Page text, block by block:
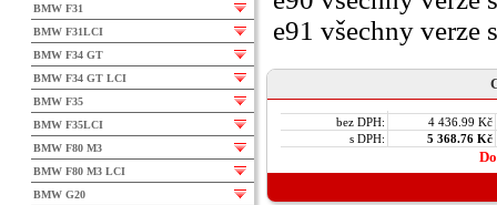
e91 všechny verze
bez DPH:
4 436.99 Kč
s DPH:
5 368.76 Kč
BMW F31
BMW F31LCI
BMW F34 GT
BMW F34 GT LCI
BMW F35
BMW F35LCI
BMW F80 M3
BMW F80 M3 LCI
BMW G20